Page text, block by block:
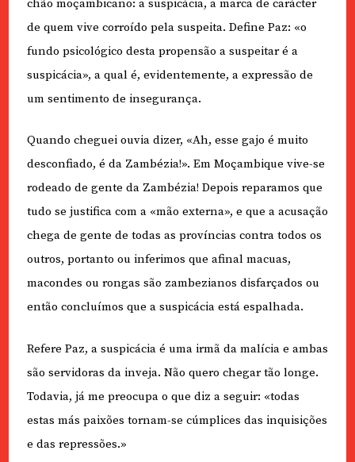
chão moçambicano: a suspicácia, a marca de carácter
de quem vive corroído pela suspeita. Define Paz: «o
fundo psicológico desta propensão a suspeitar é a
suspicácia», a qual é, evidentemente, a expressão de
um sentimento de insegurança.
Quando cheguei ouvia dizer, «Ah, esse gajo é muito
desconfiado, é da Zambézia!». Em Moçambique vive-se
rodeado de gente da Zambézia! Depois reparamos que
tudo se justifica com a «mão externa», e que a acusação
chega de gente de todas as províncias contra todos os
outros, portanto ou inferimos que afinal macuas,
macondes ou rongas são zambezianos disfarçados ou
então concluímos que a suspicácia está espalhada.
Refere Paz, a suspicácia é uma irmã da malícia e ambas
são servidoras da inveja. Não quero chegar tão longe.
Todavia, já me preocupa o que diz a seguir: «todas
estas más paixões tornam-se cúmplices das inquisições
e das repressões.»